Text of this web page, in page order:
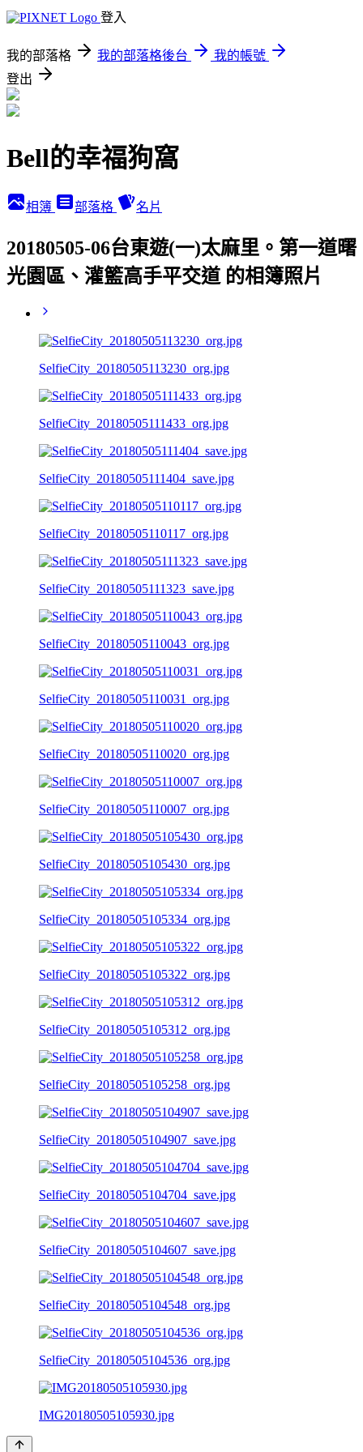
登入
我的部落格 我的部落格後台
我的帳號
登出
Bell的幸福狗窩
相簿 部落格 名片
20180505-06台東遊(一)太麻里。第一道曙
光園區、灌籃高手平交道 的相簿照片
SelfieCity_20180505113230_org.jpg
SelfieCity_20180505111433_org.jpg
SelfieCity_20180505111404_save.jpg
SelfieCity_20180505110117_org.jpg
SelfieCity_20180505111323_save.jpg
SelfieCity_20180505110043_org.jpg
SelfieCity_20180505110031_org.jpg
SelfieCity_20180505110020_org.jpg
SelfieCity_20180505110007_org.jpg
SelfieCity_20180505105430_org.jpg
SelfieCity_20180505105334_org.jpg
SelfieCity_20180505105322_org.jpg
SelfieCity_20180505105312_org.jpg
SelfieCity_20180505105258_org.jpg
SelfieCity_20180505104907_save.jpg
SelfieCity_20180505104704_save.jpg
SelfieCity_20180505104607_save.jpg
SelfieCity_20180505104548_org.jpg
SelfieCity_20180505104536_org.jpg
IMG20180505105930.jpg